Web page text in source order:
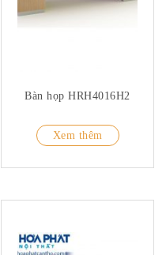
Bàn họp HRH4016H2
Xem thêm